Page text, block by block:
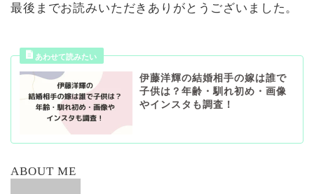
最後までお読みいただきありがとうございました。
伊藤洋輝の結婚相手の嫁は誰で
子供は？年齢・馴れ初め・画像
やインスタも調査！
ABOUT ME